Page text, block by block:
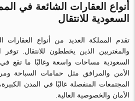
أنواع العقارات الشائعة في
السعودية للانتقال
تقدم المملكة العديد من أنواع العقارات
والمغتربين الذين يخططون للانتقال. توفر
السعودية مساحات واسعة وغالبًا ما تقع
الأمن والمرافق مثل حمامات السباحة
المجتمعات المنفصلة غالبًا في المدن
الأمان والخصوصية العالية.